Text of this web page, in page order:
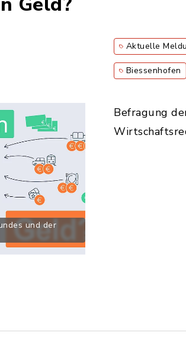
Aktuelle
Biessenhofen
und der
Befragung